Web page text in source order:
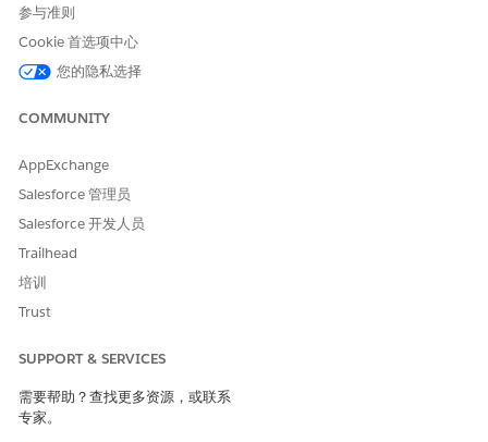
价，以简化产品、目录和定价的管理方式。
为 Home Health 设置文档生成
设置文档生成功能，以便护理协调员和计划员可以轻松处理出诊
为 Home Health 创建并上传文档模板
求，设计具有适当结构、内容、格式和变量的模板。您也可以包
含表格、段落、列和图像。
为家访预算创建自定义通知
创建自定义通知，以向关心协调员发送应用程序内通知，了解预
算文档生成的状态。当护理协调员将预算信息发送给患者以待批
准时，“发送家访预算文档”流会创建预算文档，并使用此自定义
通过设置“发送家访预算文档”流，自动化预算文档批准并改善护
理协调。该流向患者发送预算文档，并向护理协调员发送有关预
参与准则
Cookie 首选项中心
您的隐私选择
COMMUNITY
AppExchange
Salesforce 管理员
Salesforce 开发人员
Trailhead
培训
Trust
SUPPORT & SERVICES
需要帮助？查找更多资源，或联系
专家。